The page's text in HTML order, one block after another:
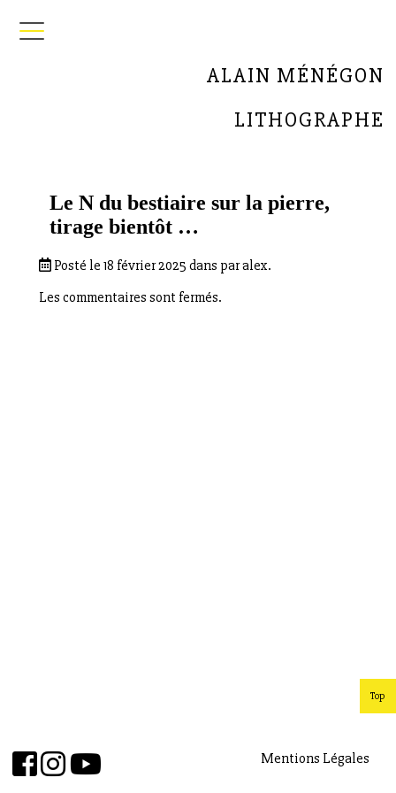
ALAIN MÉNÉGON
LITHOGRAPHE
Le N du bestiaire sur la pierre,
tirage bientôt …
Posté le 18 février 2025 dans par alex.
Les commentaires sont fermés.
Mentions Légales
Top